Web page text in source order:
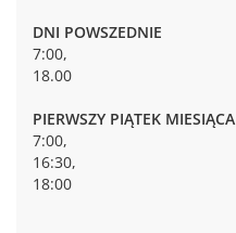
DNI POWSZEDNIE
7:00,
18.00
PIERWSZY PIĄTEK MIESIĄCA
7:00,
16:30,
18:00